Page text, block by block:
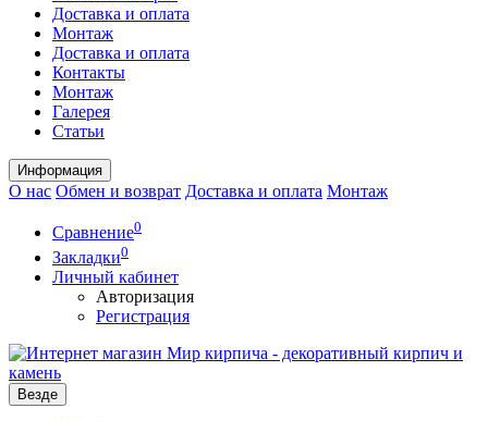
Доставка и оплата
Монтаж
Доставка и оплата
Контакты
Монтаж
Галерея
Статьи
Информация
О нас Обмен и возврат Доставка и оплата Монтаж
Сравнение0
Закладки0
Личный кабинет
Авторизация
Регистрация
Везде